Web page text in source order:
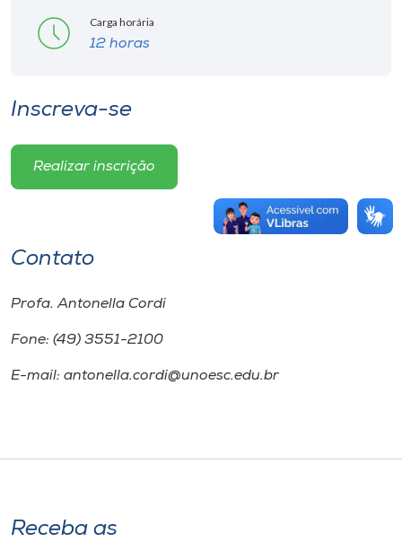
Carga horária
12 horas
Inscreva-se
Realizar inscrição
Contato
Profa. Antonella Cordi
Fone: (49) 3551-2100
E-mail: antonella.cordi@unoesc.edu.br
Receba as